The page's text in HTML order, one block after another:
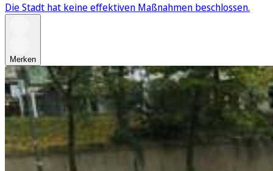
Die Stadt hat keine effektiven Maßnahmen beschlossen.
Merken